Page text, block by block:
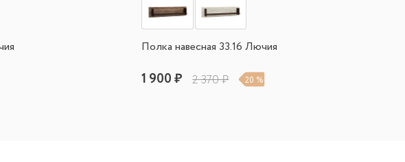
Полка навесная 33.16 Лючия
1 900 ₽ 2 370 ₽ 20 %